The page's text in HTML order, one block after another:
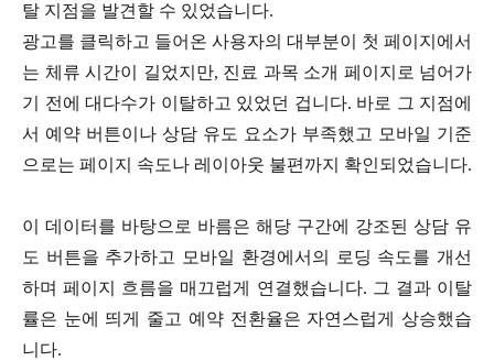
탈 지점을 발견할 수 있었습니다.
광고를 클릭하고 들어온 사용자의 대부분이 첫 페이지에서
는 체류 시간이 길었지만, 진료 과목 소개 페이지로 넘어가
기 전에 대다수가 이탈하고 있었던 겁니다. 바로 그 지점에
서 예약 버튼이나 상담 유도 요소가 부족했고 모바일 기준
으로는 페이지 속도나 레이아웃 불편까지 확인되었습니다.
이 데이터를 바탕으로 바름은 해당 구간에 강조된 상담 유
도 버튼을 추가하고 모바일 환경에서의 로딩 속도를 개선
하며 페이지 흐름을 매끄럽게 연결했습니다. 그 결과 이탈
률은 눈에 띄게 줄고 예약 전환율은 자연스럽게 상승했습
니다.